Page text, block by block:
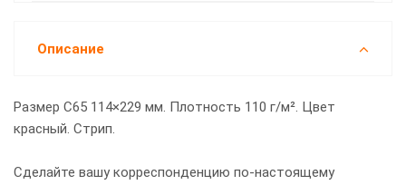
Описание
Размер С65 114×229 мм. Плотность 110 г/м². Цвет
красный. Стрип.
Сделайте вашу корреспонденцию по-настоящему